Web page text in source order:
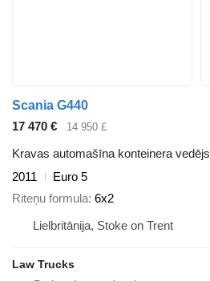
Scania G440
17 470 €
14 950 £
Kravas automašīna konteinera vedējs
2011
Euro 5
Riteņu formula 6x2
Lielbritānija, Stoke on Trent
Law Trucks